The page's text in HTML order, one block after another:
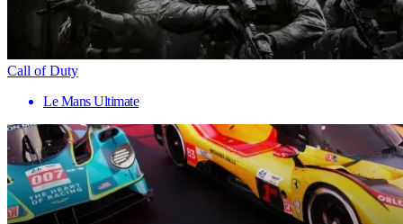
Call of Duty
Le Mans Ultimate